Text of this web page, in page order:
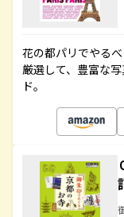
花の都パリでやる
厳選して、豊富な
ド。